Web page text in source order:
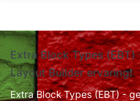
Extra Block Types (EBT)
Layout Builder ervaring❗
Extra Block Types (EBT) -